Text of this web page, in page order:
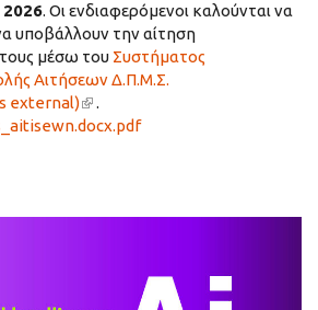
2026. Οι ενδιαφερόμενοι καλούνται να
υποβάλλουν την αίτηση
μέσω του Συστήματος
Αιτήσεων Δ.Π.Μ.Σ.
external)(link is external)
.